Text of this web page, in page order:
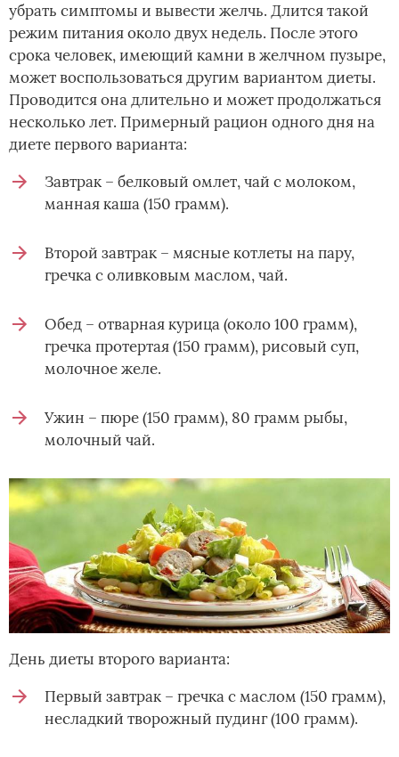
убрать симптомы и вывести желчь. Длится такой
режим питания около двух недель. После этого
срока человек, имеющий камни в желчном пузыре,
может воспользоваться другим вариантом диеты.
Проводится она длительно и может продолжаться
несколько лет. Примерный рацион одного дня на
диете первого варианта:
Завтрак – белковый омлет, чай с молоком,
манная каша (150 грамм).
Второй завтрак – мясные котлеты на пару,
гречка с оливковым маслом, чай.
Обед – отварная курица (около 100 грамм),
гречка протертая (150 грамм), рисовый суп,
молочное желе.
Ужин – пюре (150 грамм), 80 грамм рыбы,
молочный чай.
День диеты второго варианта:
Первый завтрак – гречка с маслом (150 грамм),
несладкий творожный пудинг (100 грамм).